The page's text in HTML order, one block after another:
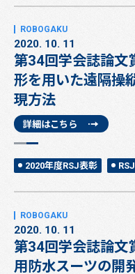
2020. 10. 11
第34回学会誌論文
形を用いた遠隔操
現方法
詳細はこちら
2020年度RSJ表彰
2020. 10. 11
第34回学会誌論文
用防水スーツの開